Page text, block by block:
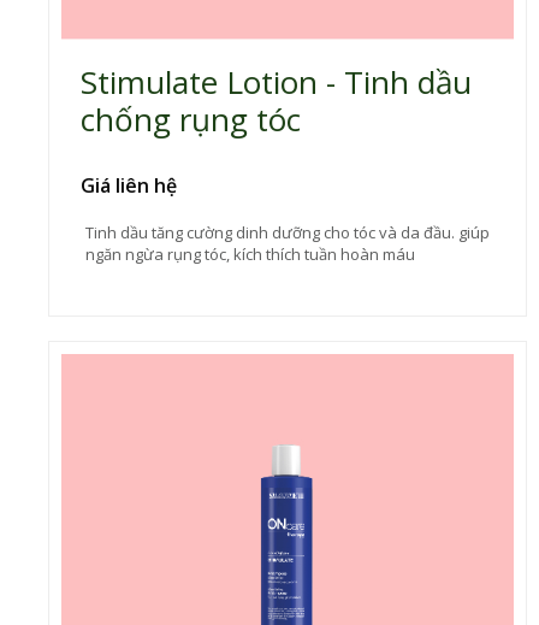
Stimulate Lotion - Tinh dầu
chống rụng tóc
Giá liên hệ
Tinh dầu tăng cường dinh dưỡng cho tóc và da đầu. giúp
ngăn ngừa rụng tóc, kích thích tuần hoàn máu